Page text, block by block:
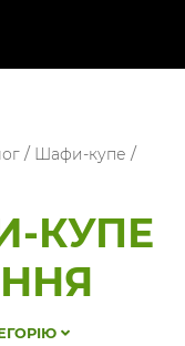
/ Шафи-купе /
КУПЕ